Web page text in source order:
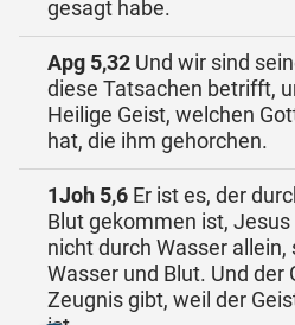
gesagt habe.
Apg 5,32 Und wir sind
diese Tatsachen betrifft,
Heilige Geist, welchen
hat, die ihm gehorchen.
1Joh 5,6 Er ist es, der
Blut gekommen ist, Jesus
nicht durch Wasser allein,
Wasser und Blut. Und der
Zeugnis gibt, weil der